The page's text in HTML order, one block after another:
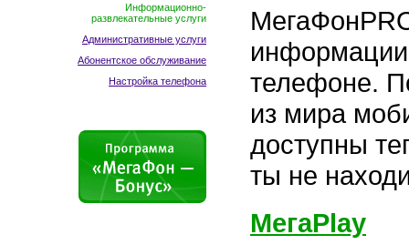
Информационно-
развлекательные услуги
Административные услуги
Абонентское обслуживание
Настройка телефона
информации
телефоне.
из мира
доступны
ты не
МегаPlay